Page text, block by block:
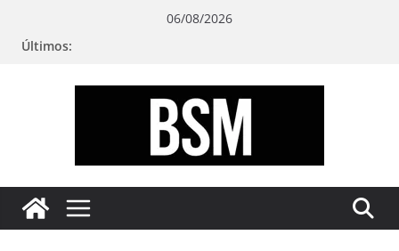
06/08/2026
Últimos:
sua
Mente